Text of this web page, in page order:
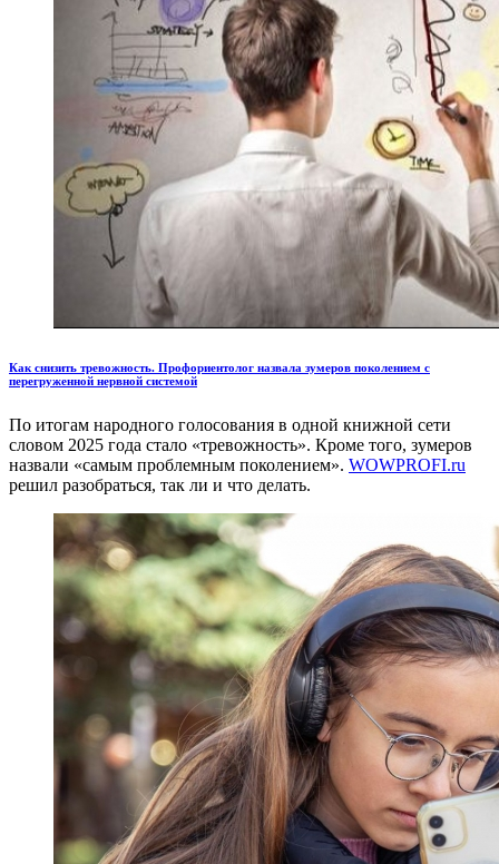
Как снизить тревожность. Профориентолог назвала зумеров поколением с
перегруженной нервной системой
По итогам народного голосования в одной книжной сети
словом 2025 года стало «тревожность». Кроме того, зумеров
назвали «самым проблемным поколением». WOWPROFI.ru
решил разобраться, так ли и что делать.